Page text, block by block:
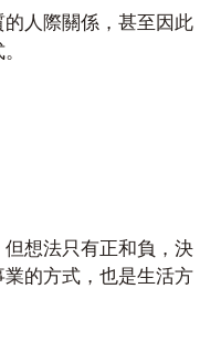
人際關係，甚至因此
想法只有正和負，決
的方式，也是生活方